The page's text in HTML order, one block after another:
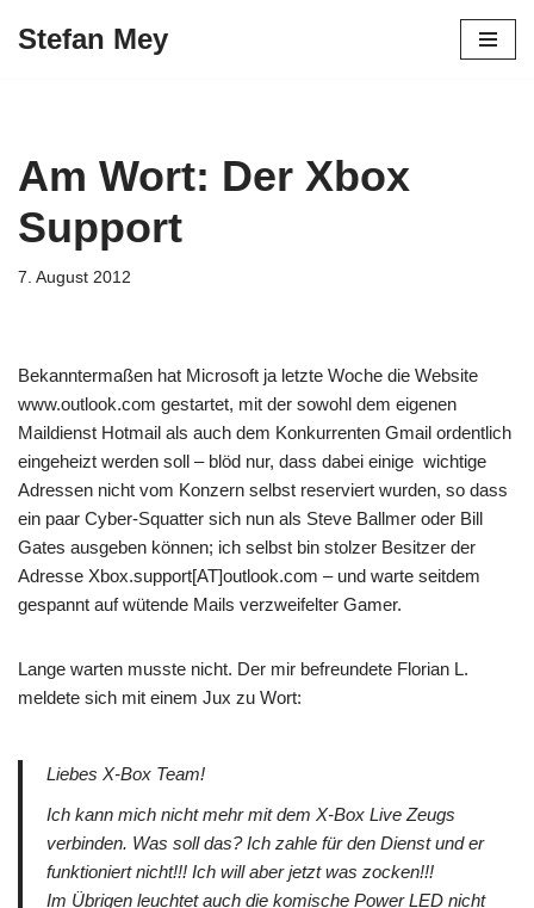
Stefan Mey
Am Wort: Der Xbox
Support
7. August 2012
Bekanntermaßen hat Microsoft ja letzte Woche die Website
www.outlook.com gestartet, mit der sowohl dem eigenen
Maildienst Hotmail als auch dem Konkurrenten Gmail ordentlich
eingeheizt werden soll – blöd nur, dass dabei einige wichtige
Adressen nicht vom Konzern selbst reserviert wurden, so dass
ein paar Cyber-Squatter sich nun als Steve Ballmer oder Bill
Gates ausgeben können; ich selbst bin stolzer Besitzer der
Adresse Xbox.support[AT]outlook.com – und warte seitdem
gespannt auf wütende Mails verzweifelter Gamer.
Lange warten musste nicht. Der mir befreundete Florian L.
meldete sich mit einem Jux zu Wort:
Liebes X-Box Team!
Ich kann mich nicht mehr mit dem X-Box Live Zeugs
verbinden. Was soll das? Ich zahle für den Dienst und er
funktioniert nicht!!! Ich will aber jetzt was zocken!!!
Im Übrigen leuchtet auch die komische Power LED nicht